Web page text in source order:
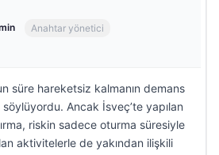
Anahtar yönetici
süre hareketsiz kalmanın demans
Ancak İsveç’te yapılan
riskin sadece oturma süresiyle
aktivitelerle de yakından ilişkili